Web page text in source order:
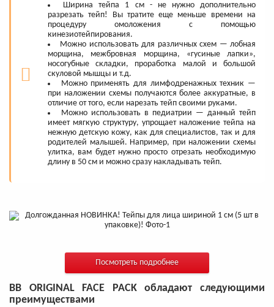
Ширина тейпа 1 см - не нужно дополнительно
разрезать тейп! Вы тратите еще меньше времени на
процедуру омоложения с помощью
кинезиотейпирования.
Можно использовать для различных схем — лобная
морщина, межбровная морщина, «гусиные лапки»,
носогубные складки, проработка малой и большой
скуловой мышцы и т.д.
Можно применять для лимфодренажных техник —
при наложении схемы получаются более аккуратные, в
отличие от того, если нарезать тейп своими руками.
Можно использовать в педиатрии — данный тейп
имеет мягкую структуру, упрощает наложение тейпа на
нежную детскую кожу, как для специалистов, так и для
родителей малышей. Например, при наложении схемы
улитка, вам будет нужно просто отрезать необходимую
длину в 50 см и можно сразу накладывать тейп.
Посмотреть подробнее
BB ORIGINAL FACE PACK обладают следующими
преимуществами